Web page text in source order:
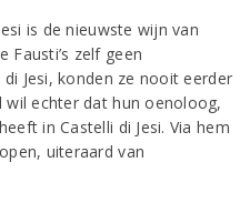
is de nieuwste wijn van
Fausti’s zelf geen
Jesi, konden ze nooit eerder
wil echter dat hun oenoloog,
in Castelli di Jesi. Via hem
uiteraard van